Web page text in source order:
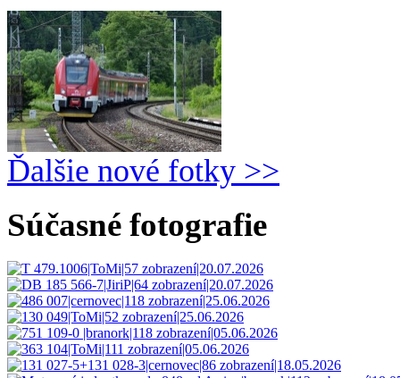
Ďalšie nové fotky >>
Súčasné fotografie